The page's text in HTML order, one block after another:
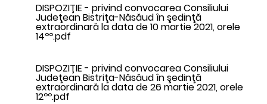
DISPOZIŢIE - privind convocarea Consiliului
Judeţean Bistriţa-Năsăud în şedinţă
extraordinară la data de 10 martie 2021, orele
14ºº.pdf
DISPOZIŢIE - privind convocarea Consiliului
Judeţean Bistriţa-Năsăud în şedinţă
extraordinară la data de 26 martie 2021, orele
12ºº.pdf